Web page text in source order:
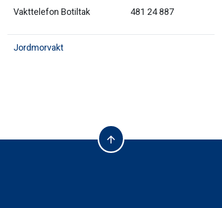
Vakttelefon Botiltak 481 24 887
Jordmorvakt
arrow_upward